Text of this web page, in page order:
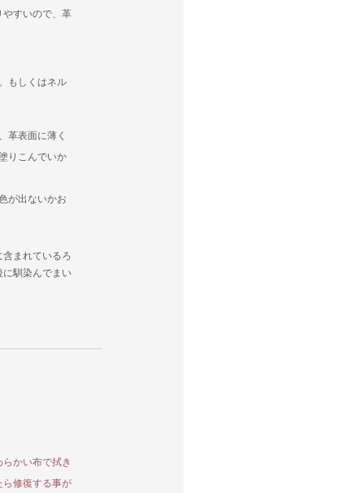
やすいので、革
もしくはネル
革表面に薄く
りこんでいか
が出ないかお
まれているろ
に馴染んでまい
かい布で拭き
ら修復する事が